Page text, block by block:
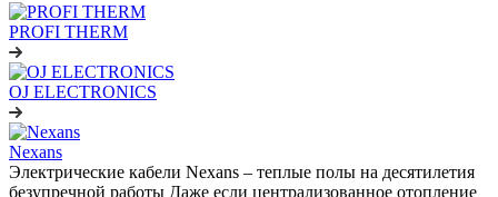
PROFI THERM
OJ ELECTRONICS
Nexans
Электрические кабели Nexans – теплые полы на десятилетия
безупречной работы Даже если централизованное отопление